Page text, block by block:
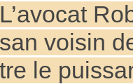
voisin
le